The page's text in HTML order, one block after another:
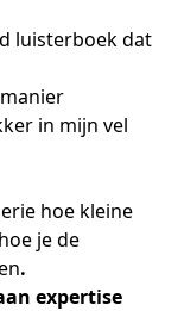
luisterboek dat
in mijn vel
hoe kleine
je de
.
expertise